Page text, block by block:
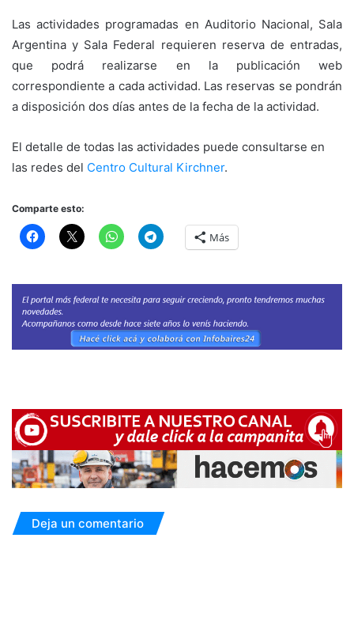
Las actividades programadas en Auditorio Nacional, Sala
Argentina y Sala Federal requieren reserva de entradas,
que podrá realizarse en la publicación web
correspondiente a cada actividad. Las reservas se pondrán
a disposición dos días antes de la fecha de la actividad.
El detalle de todas las actividades puede consultarse en
las redes del Centro Cultural Kirchner.
Comparte esto:
Más
Deja un comentario